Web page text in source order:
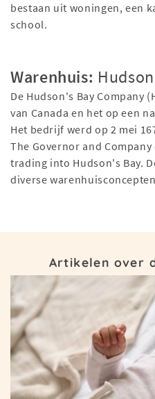
bestaan uit woningen, een
school.
Warenhuis: Hudson
De Hudson's Bay Company
van Canada en het op een
Het bedrijf werd op 2 mei
The Governor and
trading into Hudson's Bay.
diverse
Artikelen over